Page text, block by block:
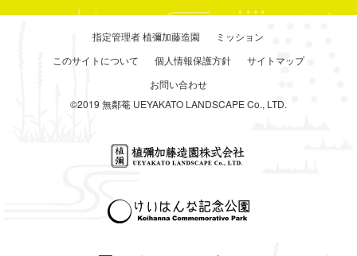
指定管理者 植彌加藤造園
ミッション
このサイトについて
個人情報保護方針
サイトマップ
お問い合わせ
©2019 無鄰菴 UEYAKATO LANDSCAPE Co., LTD.